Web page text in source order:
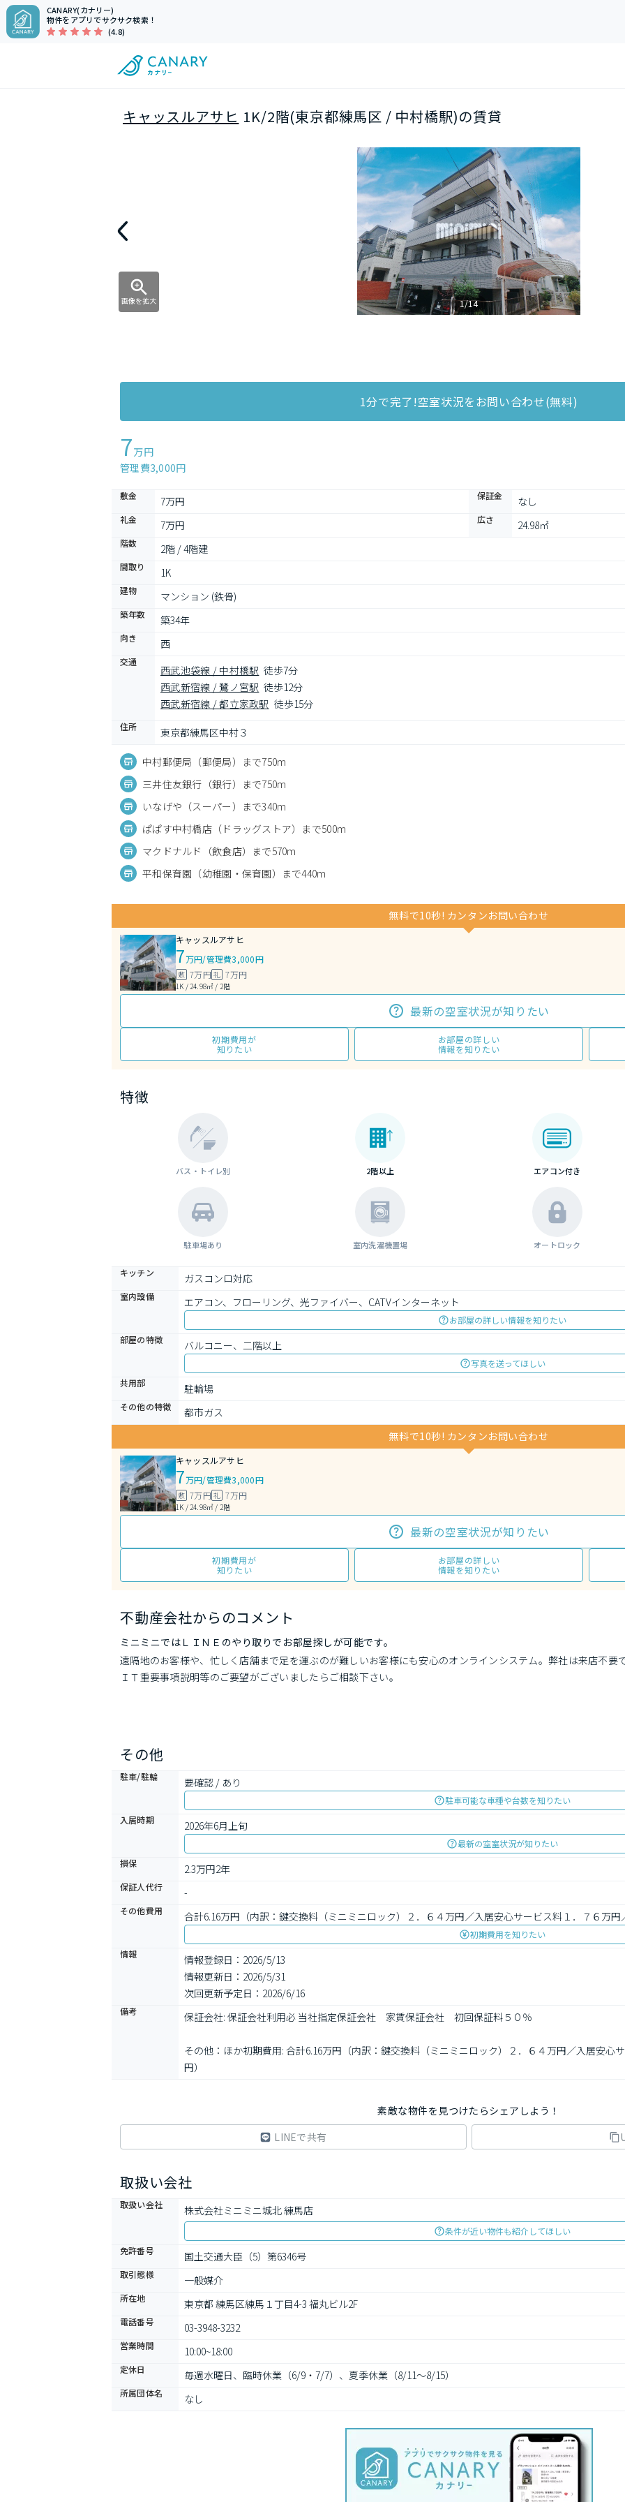
CANARY(カナリー)
物件をアプリでサクサク検索！
(4.8)
キャッスルアサヒ 1K/2階(東京都練馬区 / 中村橋駅)の賃貸
画像を拡大 1/14
1分で完了!空室状況をお問い合わせ(無料)
7万円
管理費3,000円
敷金 7万円 保証金 なし
礼金 7万円 広さ 24.98㎡
階数 2階 / 4階建
間取り 1K
建物 マンション (鉄骨)
築年数 築34年
向き 西
交通
西武池袋線 / 中村橋駅 徒歩7分
西武新宿線 / 鷺ノ宮駅 徒歩12分
西武新宿線 / 都立家政駅 徒歩15分
住所 東京都練馬区中村３
中村郵便局（郵便局）まで750m
三井住友銀行（銀行）まで750m
いなげや（スーパー）まで340m
ぱぱす中村橋店（ドラッグストア）まで500m
マクドナルド（飲食店）まで570m
平和保育園（幼稚園・保育園）まで440m
無料で10秒! カンタンお問い合わせ
キャッスルアサヒ
7万円/管理費3,000円
敷 7万円礼 7万円
1K / 24.98㎡ / 2階
最新の空室状況が知りたい
初期費用が
知りたい
お部屋の詳しい
情報を知りたい
特徴
バス・トイレ別 2階以上 エアコン付き
駐車場あり 室内洗濯機置場 オートロック
キッチン ガスコンロ対応
室内設備 エアコン、フローリング、光ファイバー、CATVインターネット
お部屋の詳しい情報を知りたい
部屋の特徴
バルコニー、二階以上
写真を送ってほしい
共用部
駐輪場
その他の特徴
都市ガス
無料で10秒! カンタンお問い合わせ
キャッスルアサヒ
7万円/管理費3,000円
敷 7万円礼 7万円
1K / 24.98㎡ / 2階
最新の空室状況が知りたい
初期費用が
知りたい
お部屋の詳しい
情報を知りたい
不動産会社からのコメント
ミニミニではＬＩＮＥのやり取りでお部屋探しが可能です。
遠隔地のお客様や、忙しく店舗まで足を運ぶのが難しいお客様にも安心のオンラインシステム。弊社は来店不要
ＩＴ重要事項説明等のご要望がございましたらご相談下さい。
その他
駐車/駐輪 要確認 / あり
駐車可能な車種や台数を知りたい
入居時期
2026年6月上旬
最新の空室状況が知りたい
損保
2.3万円2年
保証人代行 -
その他費用 合計6.16万円（内訳：鍵交換料（ミニミニロック）２．６４万円／入居安心サービス料１．７６万
初期費用を知りたい
情報
情報登録日：2026/5/13
情報更新日：2026/5/31
次回更新予定日：2026/6/16
備考 保証会社: 保証会社利用必 当社指定保証会社　家賃保証会社　初回保証料５０％
その他：ほか初期費用: 合計6.16万円（内訳：鍵交換料（ミニミニロック）２．６４万円／入居安心
円）
素敵な物件を見つけたらシェアしよう！
LINEで共有
取扱い会社
取扱い会社 株式会社ミニミニ城北 練馬店
条件が近い物件も紹介してほしい
免許番号
国土交通大臣（5）第6346号
取引態様 一般媒介
所在地 東京都 練馬区練馬１丁目4-3 福丸ビル2F
電話番号 03-3948-3232
営業時間 10:00~18:00
定休日 毎週水曜日、臨時休業（6/9・7/7）、夏季休業（8/11～8/15）
所属団体名 なし